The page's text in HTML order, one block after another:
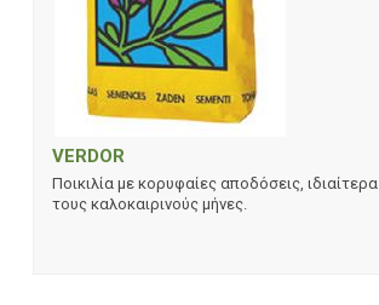
VERDOR
Ποικιλία με κορυφαίες αποδόσεις, ιδιαίτερα
τους καλοκαιρινούς μήνες.